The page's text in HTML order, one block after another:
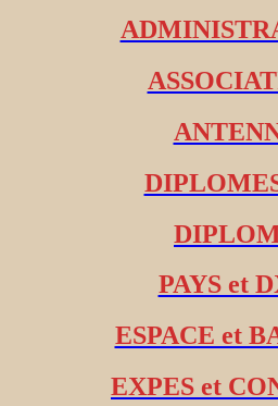
PAYS et
ESPACE et
EXPES et